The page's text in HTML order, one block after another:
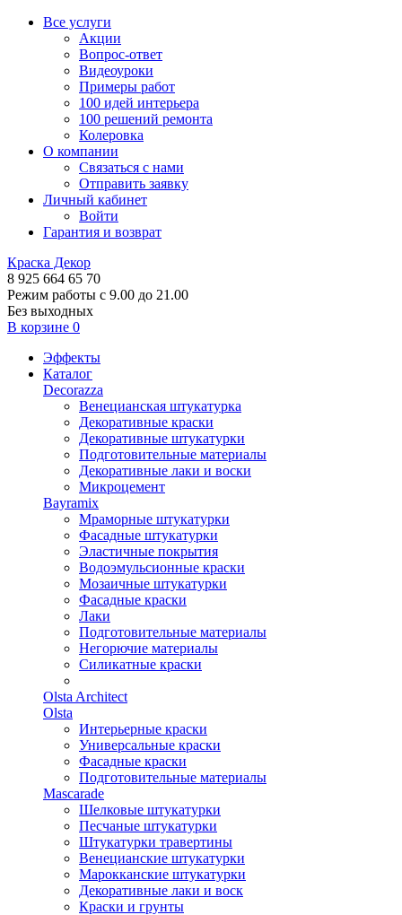
Все услуги
Акции
Вопрос-ответ
Видеоуроки
Примеры работ
100 идей интерьера
100 решений ремонта
Колеровка
О компании
Связаться с нами
Отправить заявку
Личный кабинет
Войти
Гарантия и возврат
Краска Декор
8 925 664 65 70
Режим работы с 9.00 до 21.00
Без выходных
В корзине 0
Эффекты
Каталог
Decorazza
Венецианская штукатурка
Декоративные краски
Декоративные штукатурки
Подготовительные материалы
Декоративные лаки и воски
Микроцемент
Bayramix
Мраморные штукатурки
Фасадные штукатурки
Эластичные покрытия
Водоэмульсионные краски
Мозаичные штукатурки
Фасадные краски
Лаки
Подготовительные материалы
Негорючие материалы
Силикатные краски
Olsta Architect
Olsta
Интерьерные краски
Универсальные краски
Фасадные краски
Подготовительные материалы
Mascarade
Шелковые штукатурки
Песчаные штукатурки
Штукатурки травертины
Венецианские штукатурки
Марокканские штукатурки
Декоративные лаки и воск
Краски и грунты